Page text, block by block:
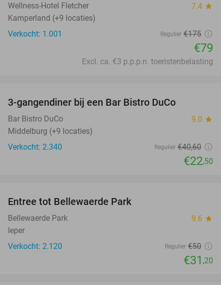
Wellness-Hotel Fletcher 7.4 star
Kamperland (+9 locaties)
Verkocht: 1.001
Regulier €175
€79
Excl. ca. €3 p.p.p.n. toeristenbelasting
3-gangendiner bij een Bar Bistro DuCo
Bar Bistro DuCo 9.0 star
Middelburg (+9 locaties)
Verkocht: 2.340
Regulier €40,60
€22,50
Entree tot Bellewaerde Park
Bellewaerde Park 9.6 star
Ieper
Verkocht: 2.120
Regulier €50
€31 ,20